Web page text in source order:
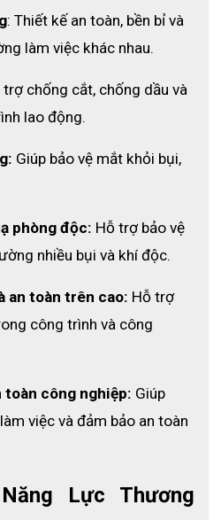
kết bằng công nghệ dập nhiệt
hạn chế tình trạng bung lớp.
bám bụi
trơn nhẵn giúp hạn chế bám bụi
môi trường phòng sạch.
khi sử dụng.
bị bảo hộ khác
cùng
kính bảo hộ, kính an toàn
mà vẫn đảm bảo tầm nhìn rõ
: Thiết kế an toàn, bền bỉ và
làm việc khác nhau.
trợ chống cắt, chống dầu và
lao động.
Giúp bảo vệ mắt khỏi bụi,
phòng độc: Hỗ trợ bảo vệ
nhiều bụi và khí độc.
an toàn trên cao: Hỗ trợ
công trình và công
toàn công nghiệp: Giúp
việc và đảm bảo an toàn
Lực Thương